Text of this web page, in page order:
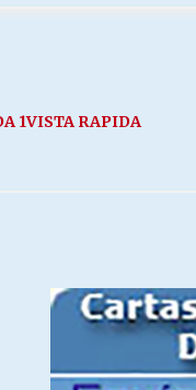
1VISTA RAPIDA